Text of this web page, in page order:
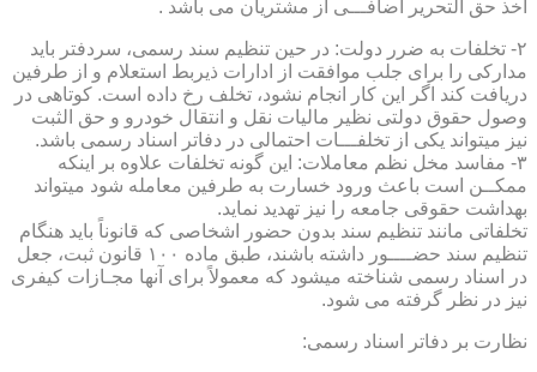
اخذ حق التحریر اضافـــی از مشتریان می باشد .
۲- تخلفات به ضرر دولت: در حین تنظیم سند رسمی، سردفتر باید
مدارکی را برای جلب موافقت از ادارات ذیربط استعلام و از طرفین
دریافت کند اگر این کار انجام نشود، تخلف رخ داده است. کوتاهی در
وصول حقوق دولتی نظیر مالیات نقل و انتقال خودرو و حق الثبت
نیز میتواند یکی از تخلفـــات احتمالی در دفاتر اسناد رسمی باشد.
۳- مفاسد مخل نظم معاملات: این گونه تخلفات علاوه بر اینکه
ممکــن است باعث ورود خسارت به طرفین معامله شود میتواند
بهداشت حقوقی جامعه را نیز تهدید نماید.
تخلفاتی مانند تنظیم سند بدون حضور اشخاصی که قانوناً باید هنگام
تنظیم سند حضــــور داشته باشند، طبق ماده ۱۰۰ قانون ثبت، جعل
در اسناد رسمی شناخته میشود که معمولاً برای آنها مجـازات کیفری
نیز در نظر گرفته می شود.
نظارت بر دفاتر اسناد رسمی: